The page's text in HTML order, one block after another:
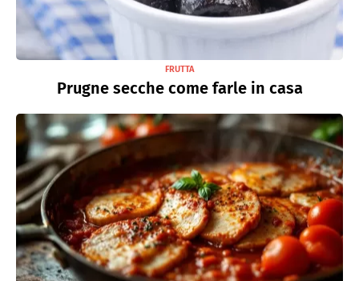
FRUTTA
Prugne secche come farle in casa